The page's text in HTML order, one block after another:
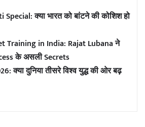
क्या भारत को बांटने की कोशिश हो
Training in India: Rajat Lubana ने
के असली Secrets
क्या दुनिया तीसरे विश्व युद्ध की ओर बढ़